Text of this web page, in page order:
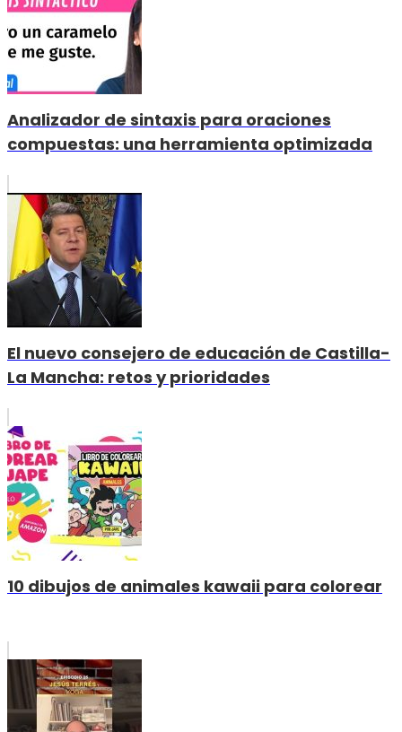
Analizador de sintaxis para oraciones
compuestas: una herramienta optimizada
El nuevo consejero de educación de Castilla-
La Mancha: retos y prioridades
10 dibujos de animales kawaii para colorear